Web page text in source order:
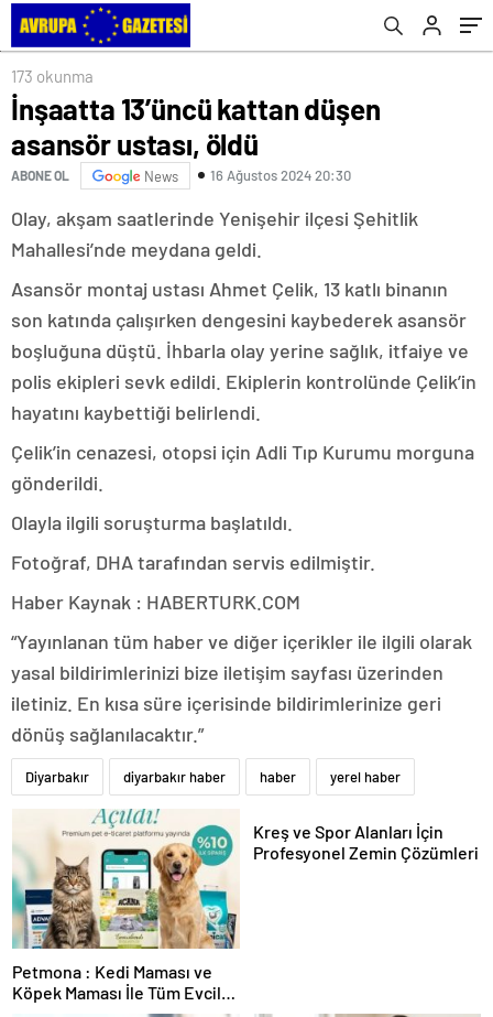
173 okunma
İnşaatta 13’üncü kattan düşen
asansör ustası, öldü
ABONE OL News 16 Ağustos 2024 20:30
Olay, akşam saatlerinde Yenişehir ilçesi Şehitlik
Mahallesi’nde meydana geldi.
Asansör montaj ustası Ahmet Çelik, 13 katlı binanın
son katında çalışırken dengesini kaybederek asansör
boşluğuna düştü. İhbarla olay yerine sağlık, itfaiye ve
polis ekipleri sevk edildi. Ekiplerin kontrolünde Çelik’in
hayatını kaybettiği belirlendi.
Çelik’in cenazesi, otopsi için Adli Tıp Kurumu morguna
gönderildi.
Olayla ilgili soruşturma başlatıldı.
Fotoğraf, DHA tarafından servis edilmiştir.
Haber Kaynak : HABERTURK.COM
“Yayınlanan tüm haber ve diğer içerikler ile ilgili olarak
yasal bildirimlerinizi bize iletişim sayfası üzerinden
iletiniz. En kısa süre içerisinde bildirimlerinize geri
dönüş sağlanılacaktır.”
Diyarbakır diyarbakır haber haber yerel haber
Petmona : Kedi Maması ve
Köpek Maması İle Tüm Evcil
Kreş ve Spor Alanları İçin
Profesyonel Zemin Çözümleri